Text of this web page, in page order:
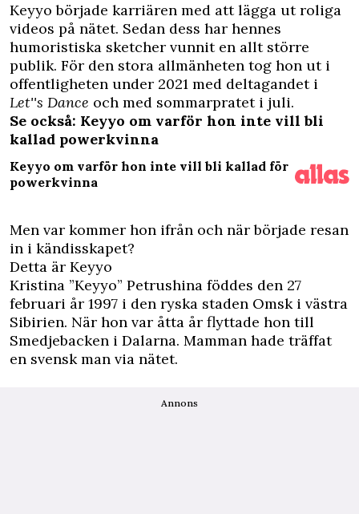
Keyyo började karriären med att lägga ut roliga
videos på nätet. Sedan dess har hennes
humoristiska sketcher vunnit en allt större
publik. För den stora allmänheten tog hon ut i
offentligheten under 2021 med deltagandet i
Let''s Dance och med sommarpratet i juli.
Se också: Keyyo om varför hon inte vill bli
kallad powerkvinna
Keyyo om varför hon inte vill bli kallad för
powerkvinna
Men var kommer hon ifrån och när började resan
in i kändisskapet?
Detta är Keyyo
Kristina ”Keyyo” Petrushina föddes den 27
februari år 1997 i den ryska staden Omsk i västra
Sibirien. När hon var åtta år flyttade hon till
Smedjebacken i Dalarna. Mamman hade träffat
en svensk man via nätet.
Annons